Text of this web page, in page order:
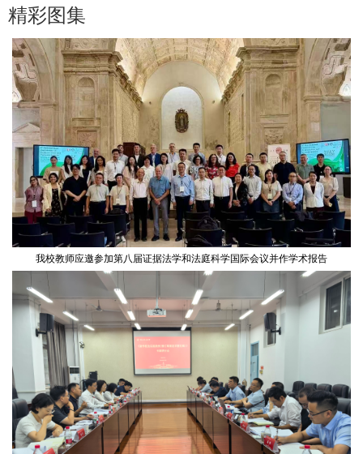
精彩图集
我校教师应邀参加第八届证据法学和法庭科学国际会议并作学术报告